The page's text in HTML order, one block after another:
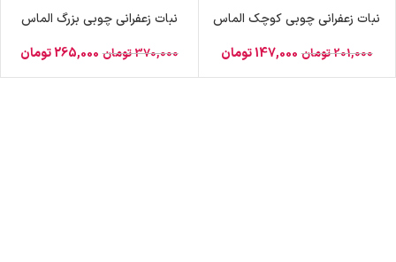
نبات زعفرانی چوبی کوچک الماس
201,000تومان 147,000تومان
نبات زعفرانی چوبی بزرگ الماس
370,000تومان 265,000تومان